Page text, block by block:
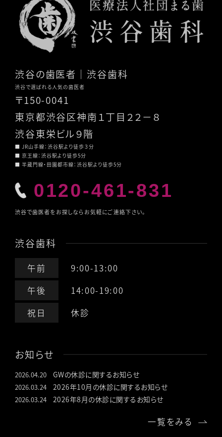
渋谷の歯医者 ｜渋谷歯科
渋谷で選ばれる人気の歯医者
〒150-0041
東京都渋谷区神南１丁目２２－８
渋谷東栄ビル９階
■ JR山手線：渋谷駅より徒歩３分
■ 京王線：渋谷駅より徒歩5分
■ 半蔵門線・田園都市線：渋谷駅より徒歩5分
0120-461-831
渋谷で歯医者をお探しならお気軽にご連絡下さい。
渋谷歯科
午前
9:00-13:00
午後
14:00-19:00
祝日
休診
お知らせ
2026.04.20 GWの休診に関するお知らせ
2026.03.24 2026年10月の休診に関するお知らせ
2026.03.24 2026年8月の休診に関するお知らせ
一覧をみる